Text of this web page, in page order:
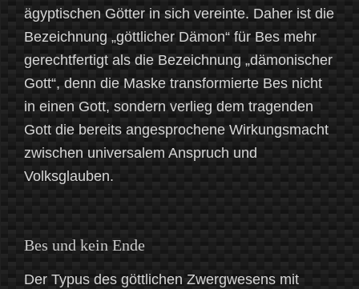
ägyptischen Götter in sich vereinte. Daher ist die
Bezeichnung „göttlicher Dämon“ für Bes mehr
gerechtfertigt als die Bezeichnung „dämonischer
Gott“, denn die Maske transformierte Bes nicht
in einen Gott, sondern verlieg dem tragenden
Gott die bereits angesprochene Wirkungsmacht
zwischen universalem Anspruch und
Volksglauben.
Bes und kein Ende
Der Typus des göttlichen Zwergwesens mit